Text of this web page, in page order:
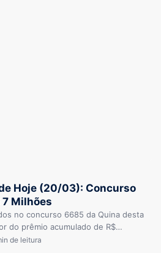
Hoje (20/03): Concurso
7 Milhões
no concurso 6685 da Quina desta
do prêmio acumulado de R$…
de leitura